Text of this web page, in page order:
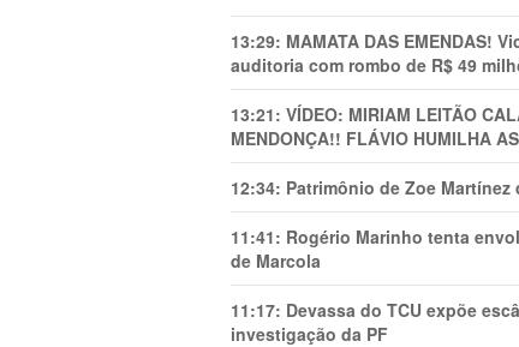
13:29: MAMATA DAS EMENDAS!
auditoria com rombo de R$ 49
13:21: VÍDEO: MIRIAM LEITÃO
MENDONÇA!! FLÁVIO HUMILHA
12:34: Patrimônio de Zoe
11:41: Rogério Marinho tenta
de Marcola
11:17: Devassa do TCU expõe
investigação da PF